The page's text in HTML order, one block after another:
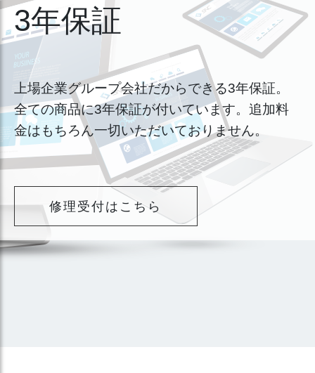
3年保証
上場企業グループ会社だからできる3年保証。
全ての商品に3年保証が付いています。追加料
金はもちろん一切いただいておりません。
修理受付はこちら